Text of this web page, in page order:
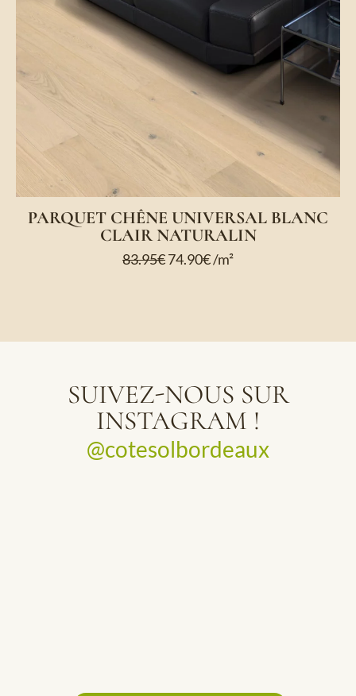
PARQUET CHÊNE UNIVERSAL BLANC
CLAIR NATURALIN
83.95€74.90€/m²
SUIVEZ-NOUS SUR
INSTAGRAM !
@cotesolbordeaux